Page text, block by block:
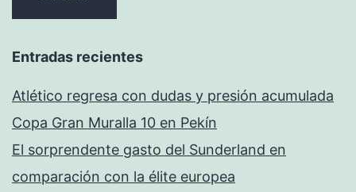
Entradas recientes
Atlético regresa con dudas y presión acumulada
Copa Gran Muralla 10 en Pekín
El sorprendente gasto del Sunderland en
comparación con la élite europea